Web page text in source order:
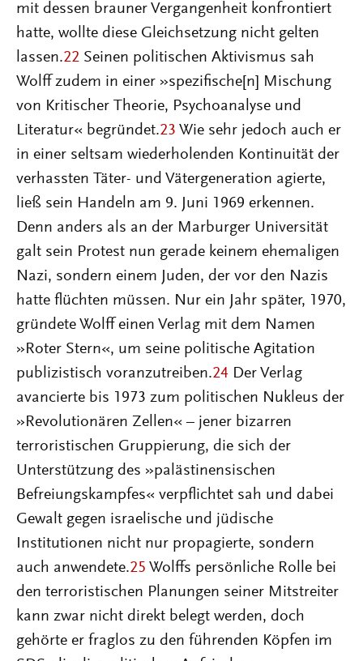
mit dessen brauner Vergangenheit konfrontiert
hatte, wollte diese Gleichsetzung nicht gelten
lassen.22 Seinen politischen Aktivismus sah
Wolff zudem in einer »spezifische[n] Mischung
von Kritischer Theorie, Psychoanalyse und
Literatur« begründet.23 Wie sehr jedoch auch er
in einer seltsam wiederholenden Kontinuität der
verhassten Täter- und Vätergeneration agierte,
ließ sein Handeln am 9. Juni 1969 erkennen.
Denn anders als an der Marburger Universität
galt sein Protest nun gerade keinem ehemaligen
Nazi, sondern einem Juden, der vor den Nazis
hatte flüchten müssen. Nur ein Jahr später, 1970,
gründete Wolff einen Verlag mit dem Namen
»Roter Stern«, um seine politische Agitation
publizistisch voranzutreiben.24 Der Verlag
avancierte bis 1973 zum politischen Nukleus der
»Revolutionären Zellen« – jener bizarren
terroristischen Gruppierung, die sich der
Unterstützung des »palästinensischen
Befreiungskampfes« verpflichtet sah und dabei
Gewalt gegen israelische und jüdische
Institutionen nicht nur propagierte, sondern
auch anwendete.25 Wolffs persönliche Rolle bei
den terroristischen Planungen seiner Mitstreiter
kann zwar nicht direkt belegt werden, doch
gehörte er fraglos zu den führenden Köpfen im